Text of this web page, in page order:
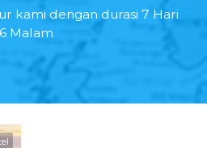
kami dengan durasi 7 Hari
6 Malam